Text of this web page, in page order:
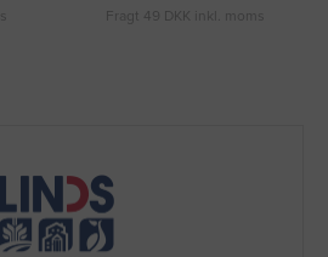
Fragt 49 DKK inkl. moms